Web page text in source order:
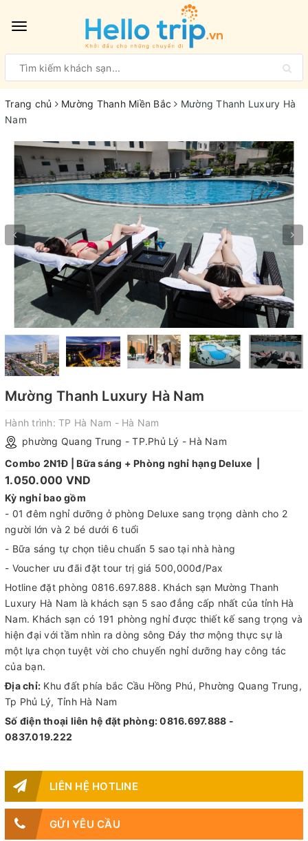
Toggle
Trang chủ Mường Thanh Miền Bắc
Mường Thanh Luxury Hà
Nam
Mường Thanh Luxury Hà Nam
Hành trình: TP Hà Nam - Hà Nam
phường Quang Trung - TP.Phủ Lý - Hà Nam
Combo 2N1Đ | Bữa sáng + Phòng nghỉ hạng Deluxe |
1.050.000 VND
Kỳ nghỉ bao gồm
- 01 đêm nghỉ dưỡng ở phòng Deluxe sang trọng dành cho 2
người lớn và 2 bé dưới 6 tuổi
- Bữa sáng tự chọn tiêu chuẩn 5 sao tại nhà hàng
- Voucher ưu đãi đặt tour trị giá 500,000đ/Pax
Hotline đặt phòng 0816.697.888. Khách sạn Mường Thanh
Luxury Hà Nam là khách sạn 5 sao đẳng cấp nhất của tỉnh Hà
Nam. Khách sạn có 191 phòng nghỉ được thiết kế sang trọng và
hiện đại với tầm nhìn ra dòng sông Đáy thơ mộng thực sự là
một lựa chọn tuyệt vời cho chuyến nghỉ dưỡng hay công tác
của bạn.
Địa chỉ: Khu đất phía bắc Cầu Hồng Phú, Phường Quang Trung,
Tp Phủ Lý, Tỉnh Hà Nam
Số điện thoại liên hệ đặt phòng: 0816.697.888 -
0837.019.222
LIÊN HỆ HOTLINE
GỬI YÊU CẦU